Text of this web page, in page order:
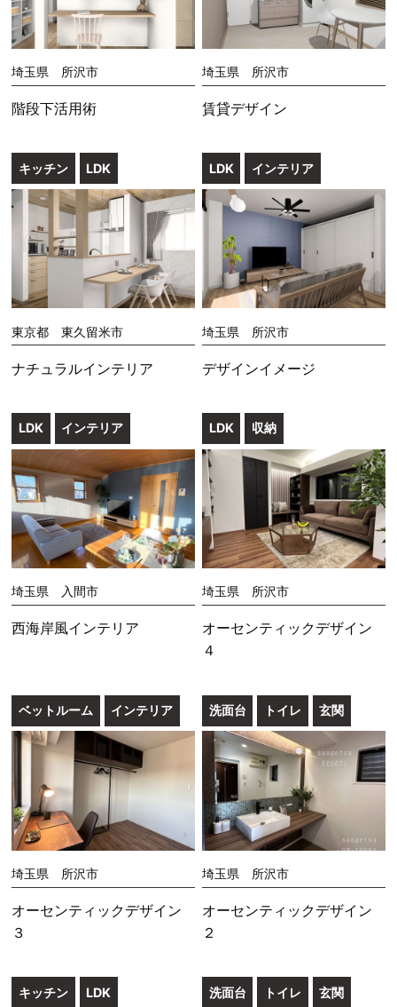
埼玉県 所沢市
階段下活用術
埼玉県 所沢市
賃貸デザイン
キッチン LDK
東京都 東久留米市
ナチュラルインテリア
LDK インテリア
埼玉県 所沢市
デザインイメージ
LDK インテリア
埼玉県 入間市
西海岸風インテリア
LDK 収納
埼玉県 所沢市
オーセンティックデザイン
４
ベットルーム インテリア
埼玉県 所沢市
オーセンティックデザイン
３
洗面台 トイレ 玄関
埼玉県 所沢市
オーセンティックデザイン
２
キッチン LDK 洗面台 トイレ 玄関